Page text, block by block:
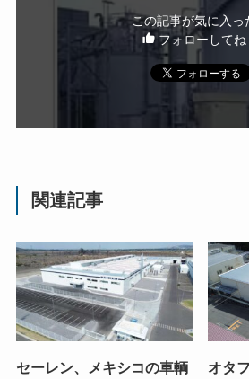
この記事が気に入っ
フォローしてね
関連記事
セーレン、メキシコの車輌
オタ